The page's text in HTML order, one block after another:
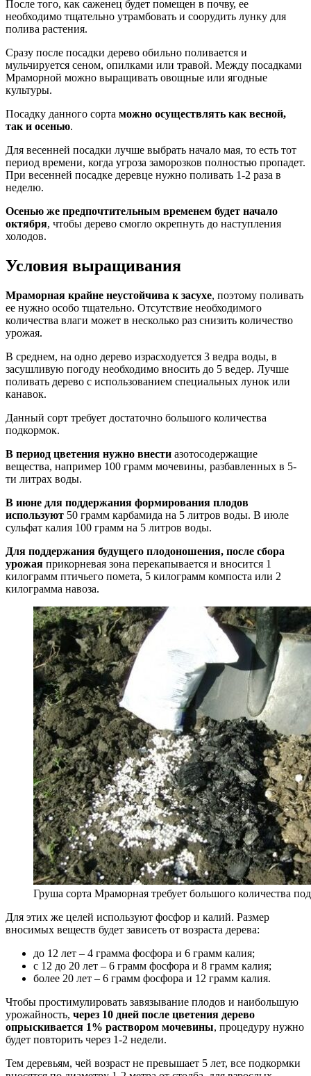
После того, как саженец будет помещен в почву, ее
необходимо тщательно утрамбовать и соорудить лунку для
полива растения.
Сразу после посадки дерево обильно поливается и
мульчируется сеном, опилками или травой. Между посадками
Мраморной можно выращивать овощные или ягодные
культуры.
Посадку данного сорта можно осуществлять как весной,
так и осенью.
Для весенней посадки лучше выбрать начало мая, то есть тот
период времени, когда угроза заморозков полностью пропадет.
При весенней посадке деревце нужно поливать 1-2 раза в
неделю.
Осенью же предпочтительным временем будет начало
октября, чтобы дерево смогло окрепнуть до наступления
холодов.
Условия выращивания
Мраморная крайне неустойчива к засухе, поэтому поливать
ее нужно особо тщательно. Отсутствие необходимого
количества влаги может в несколько раз снизить количество
урожая.
В среднем, на одно дерево израсходуется 3 ведра воды, в
засушливую погоду необходимо вносить до 5 ведер. Лучше
поливать дерево с использованием специальных лунок или
канавок.
Данный сорт требует достаточно большого количества
подкормок.
В период цветения нужно внести азотосодержащие
вещества, например 100 грамм мочевины, разбавленных в 5-
ти литрах воды.
В июне для поддержания формирования плодов
используют 50 грамм карбамида на 5 литров воды. В июле
сульфат калия 100 грамм на 5 литров воды.
Для поддержания будущего плодоношения, после сбора
урожая прикорневая зона перекапывается и вносится 1
килограмм птичьего помета, 5 килограмм компоста или 2
килограмма навоза.
Груша сорта Мраморная требует большого количества
Для этих же целей используют фосфор и калий. Размер
вносимых веществ будет зависеть от возраста дерева:
до 12 лет – 4 грамма фосфора и 6 грамм калия;
с 12 до 20 лет – 6 грамм фосфора и 8 грамм калия;
более 20 лет – 6 грамм фосфора и 12 грамм калия.
Чтобы простимулировать завязывание плодов и наибольшую
урожайность, через 10 дней после цветения дерево
опрыскивается 1% раствором мочевины, процедуру нужно
будет повторить через 1-2 недели.
Тем деревьям, чей возраст не превышает 5 лет, все подкормки